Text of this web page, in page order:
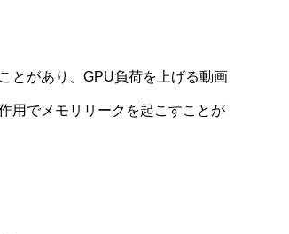
とがあり、GPU負荷を上げる動画
用でメモリリークを起こすことが